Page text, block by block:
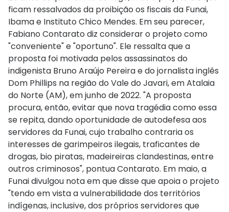
ficam ressalvados da proibição os fiscais da Funai,
Ibama e Instituto Chico Mendes. Em seu parecer,
Fabiano Contarato diz considerar o projeto como
"conveniente" e "oportuno". Ele ressalta que a
proposta foi motivada pelos assassinatos do
indigenista Bruno Araújo Pereira e do jornalista inglês
Dom Phillips na região do Vale do Javari, em Atalaia
do Norte (AM), em junho de 2022. "A proposta
procura, então, evitar que nova tragédia como essa
se repita, dando oportunidade de autodefesa aos
servidores da Funai, cujo trabalho contraria os
interesses de garimpeiros ilegais, traficantes de
drogas, bio piratas, madeireiras clandestinas, entre
outros criminosos", pontua Contarato. Em maio, a
Funai divulgou nota em que disse que apoia o projeto
"tendo em vista a vulnerabilidade dos territórios
indígenas, inclusive, dos próprios servidores que